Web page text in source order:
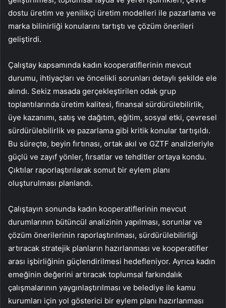
dostu üretim ve yenilikçi üretim modelleri ile pazarlama ve
marka bilinirliği konularını tartıştı ve çözüm önerileri
geliştirdi.
Çalıştay kapsamında kadın kooperatiflerinin mevcut
durumu, ihtiyaçları ve öncelikli sorunları detaylı şekilde ele
alındı. Sekiz masada gerçekleştirilen odak grup
toplantılarında üretim kalitesi, finansal sürdürülebilirlik,
üye kazanımı, satış ve dağıtım, eğitim, sosyal etki, çevresel
sürdürülebilirlik ve pazarlama gibi kritik konular tartışıldı.
Bu süreçte, beyin fırtınası, ortak akıl ve GZTF analizleriyle
güçlü ve zayıf yönler, fırsatlar ve tehditler ortaya kondu.
Çıktılar raporlaştırılarak somut bir eylem planı
oluşturulması planlandı.
Çalıştayın sonunda kadın kooperatiflerinin mevcut
durumlarının bütüncül analizinin yapılması, sorunlar ve
çözüm önerilerinin raporlaştırılması, sürdürülebilirliği
artıracak stratejik planların hazırlanması ve kooperatifler
arası işbirliğinin güçlendirilmesi hedefleniyor. Ayrıca kadın
emeğinin değerini artıracak toplumsal farkındalık
çalışmalarının yaygınlaştırılması ve belediye ile kamu
kurumları için yol gösterici bir eylem planı hazırlanması